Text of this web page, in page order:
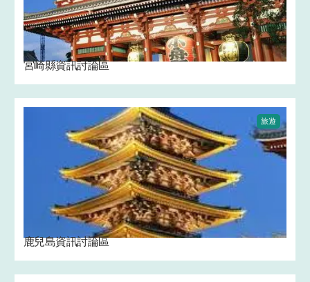
宮崎縣資訊討論區
旅遊
鹿兒島資訊討論區